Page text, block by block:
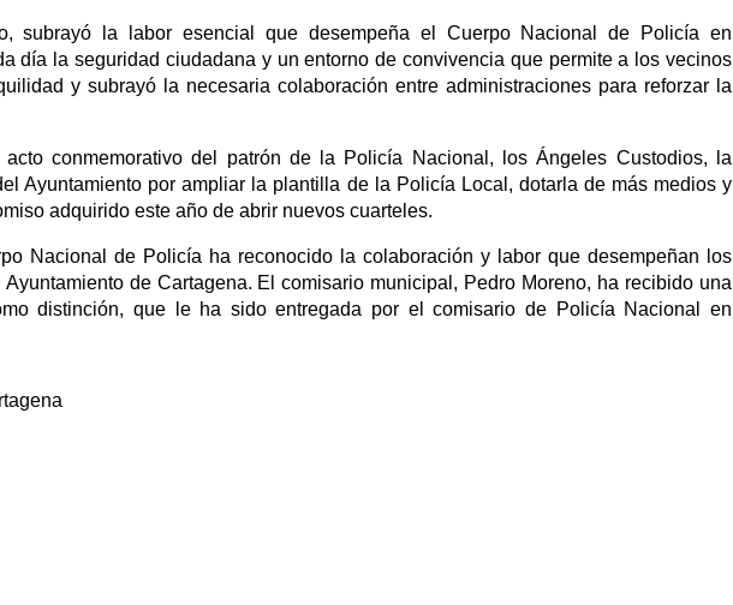
subrayó la labor esencial que desempeña el Cuerpo Nacional de Policía en
día la seguridad ciudadana y un entorno de convivencia que permite a los vecinos
y subrayó la necesaria colaboración entre administraciones para reforzar la
conmemorativo del patrón de la Policía Nacional, los Ángeles Custodios, la
Ayuntamiento por ampliar la plantilla de la Policía Local, dotarla de más medios y
adquirido este año de abrir nuevos cuarteles.
Nacional de Policía ha reconocido la colaboración y labor que desempeñan los
de Cartagena. El comisario municipal, Pedro Moreno, ha recibido una
distinción, que le ha sido entregada por el comisario de Policía Nacional en